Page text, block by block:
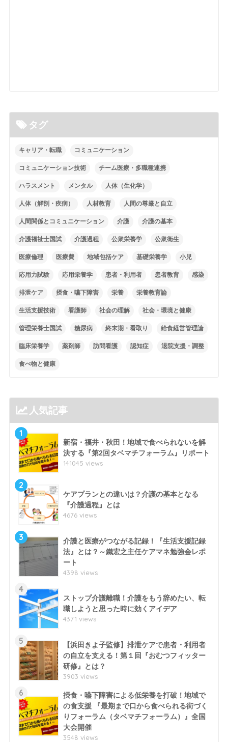
タグ
キャリア・転職 コミュニケーション
コミュニケーション技術 チーム医療・多職種連携
ハラスメント メンタル 人体（生化学）
人体（解剖・疾病） 人材教育 人間の尊厳と自立
人間関係とコミュニケーション 介護 介護の基本
介護福祉士国試 介護過程 公衆栄養学 公衆衛生
医療倫理 医療費 地域包括ケア 基礎栄養学 小児
応用力試験 応用栄養学 患者・利用者 患者教育 感染
排泄ケア 摂食・嚥下障害 栄養 栄養教育論
生活支援技術 看護師 社会の理解 社会・環境と健康
管理栄養士国試 糖尿病 終末期・看取り 給食経営管理論
臨床栄養学 薬剤師 訪問看護 認知症 退院支援・調整
食べ物と健康
人気記事
1
新宿・福井・秋田！地域で食べられないを解
決する『第2回タベマチフォーラム』リポート
141045 views
2
ケアプランとの違いは？介護の基本となる
『介護過程』とは
4676 views
3
介護と医療がつながる記録！『生活支援記録
法』とは？～鐵宏之主任ケアマネ勉強会レポ
ート
4398 views
4
ストップ介護離職！介護をもう辞めたい、転
職しようと思った時に効くアイデア
4371 views
5
【浜田きよ子監修】排泄ケアで患者・利用者
の自立を支える！第１回『おむつフィッター
研修』とは？
3903 views
6
摂食・嚥下障害による低栄養を打破！地域で
の食支援 『最期まで口から食べられる街づく
りフォーラム（タベマチフォーラム）』全国
大会開催
3548 views